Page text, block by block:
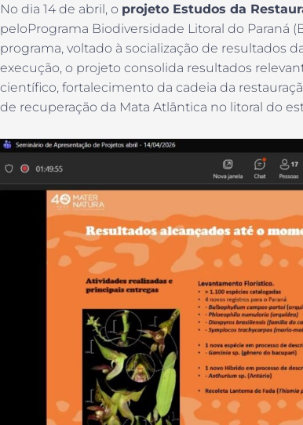
No dia 14 de abril, o projeto Estudos da
peloPrograma Biodiversidade Litoral do Paraná
programa, voltado à socialização de resultados
execução, o projeto consolida resultados
científico, fortalecimento da cadeia da
de recuperação da Mata Atlântica no litoral do